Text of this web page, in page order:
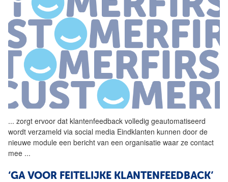
... zorgt ervoor dat klantenfeedback volledig geautomatiseerd
wordt verzameld via social media Eindklanten kunnen door de
nieuwe module een bericht van een organisatie waar ze contact
mee ...
‘GA VOOR FEITELIJKE KLANTENFEEDBACK’